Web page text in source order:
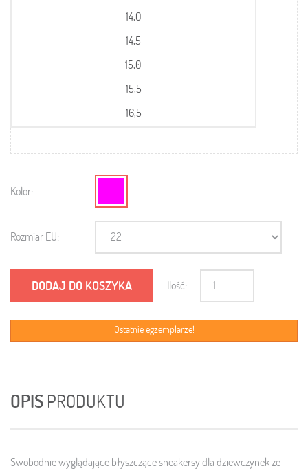
14,0
14,5
15,0
15,5
16,5
Kolor:
Rozmiar EU:
DODAJ DO KOSZYKA Ilość:
Ostatnie egzemplarze!
OPIS PRODUKTU
Swobodnie wyglądające błyszczące sneakersy dla dziewczynek ze